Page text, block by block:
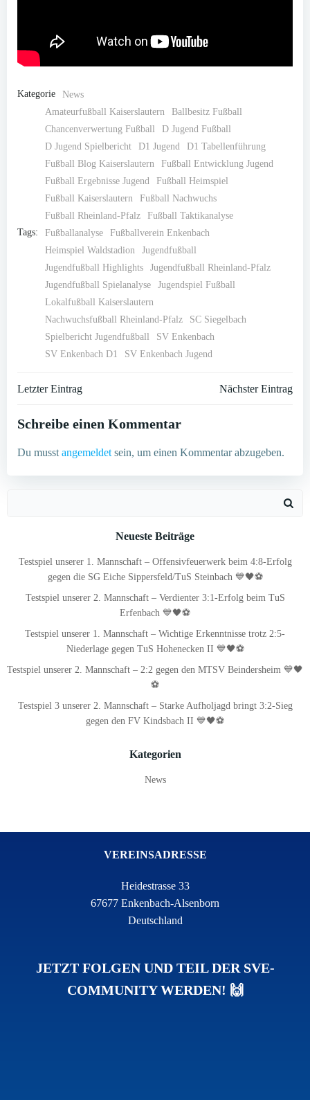
Kategorie News
Tags:
Amateurfußball Kaiserslautern
Ballbesitz Fußball
Chancenverwertung Fußball
D Jugend Fußball
D Jugend Spielbericht
D1 Jugend
D1 Tabellenführung
Fußball Blog Kaiserslautern
Fußball Entwicklung Jugend
Fußball Ergebnisse Jugend
Fußball Heimspiel
Fußball Kaiserslautern
Fußball Nachwuchs
Fußball Rheinland-Pfalz
Fußball Taktikanalyse
Fußballanalyse
Fußballverein Enkenbach
Heimspiel Waldstadion
Jugendfußball
Jugendfußball Highlights
Jugendfußball Rheinland-Pfalz
Jugendfußball Spielanalyse
Jugendspiel Fußball
Lokalfußball Kaiserslautern
Nachwuchsfußball Rheinland-Pfalz
SC Siegelbach
Spielbericht Jugendfußball
SV Enkenbach
SV Enkenbach D1
SV Enkenbach Jugend
Post
navigation
Letzter Eintrag
navigation
Nächster Eintrag
Schreibe einen Kommentar
Du musst angemeldet sein, um einen Kommentar abzugeben.
Neueste Beiträge
Testspiel unserer 1. Mannschaft – Offensivfeuerwerk beim 4:8-Erfolg
gegen die SG Eiche Sippersfeld/TuS Steinbach 💙🖤⚽
Testspiel unserer 2. Mannschaft – Verdienter 3:1-Erfolg beim TuS
Erfenbach 💙🖤⚽
Testspiel unserer 1. Mannschaft – Wichtige Erkenntnisse trotz 2:5-
Niederlage gegen TuS Hohenecken II 💙🖤⚽
Testspiel unserer 2. Mannschaft – 2:2 gegen den MTSV Beindersheim 💙🖤
⚽
Testspiel 3 unserer 2. Mannschaft – Starke Aufholjagd bringt 3:2-Sieg
gegen den FV Kindsbach II 💙🖤⚽
Kategorien
News
VEREINSADRESSE
Heidestrasse 33
67677 Enkenbach-Alsenborn
Deutschland
JETZT FOLGEN UND TEIL DER SVE-
COMMUNITY WERDEN! 🙌